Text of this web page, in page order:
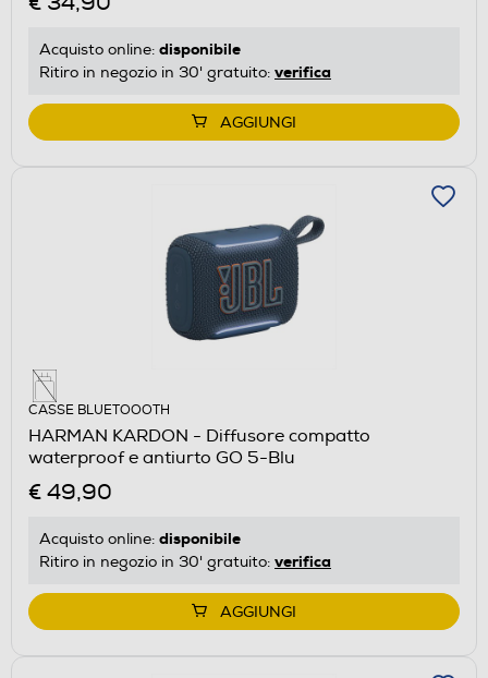
Acquisto online: disponibile
Ritiro in negozio in 30' gratuito: verifica
AGGIUNGI
CASSE BLUETOOOTH
HARMAN KARDON - Diffusore compatto
waterproof e antiurto GO 5-Blu
€ 49,90
Acquisto online: disponibile
Ritiro in negozio in 30' gratuito: verifica
AGGIUNGI